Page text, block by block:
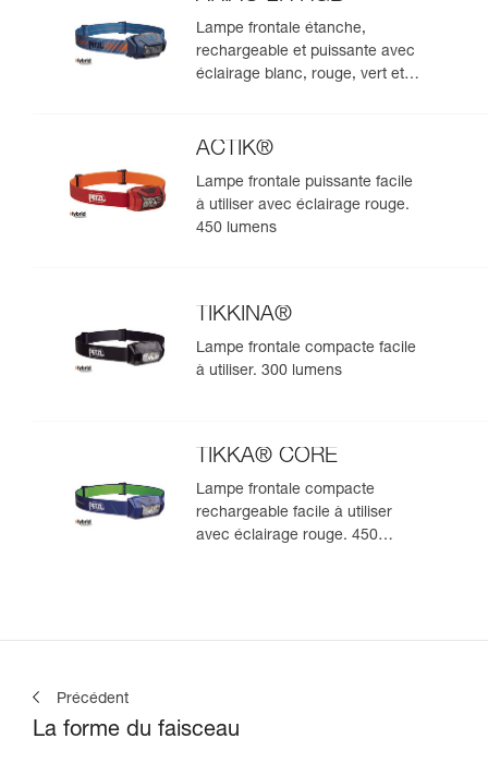
Lampe frontale étanche,
rechargeable et puissante avec
éclairage blanc, rouge, vert et
625 lumens
ACTIK®
Lampe frontale puissante facile
à utiliser avec éclairage rouge.
450 lumens
TIKKINA®
Lampe frontale compacte facile
à utiliser. 300 lumens
TIKKA® CORE
Lampe frontale compacte
rechargeable facile à utiliser
avec éclairage rouge. 450
Précédent
La forme du faisceau